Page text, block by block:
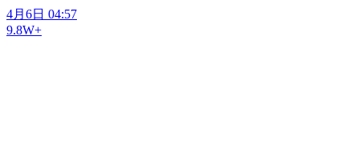
4月6日 04:57
9.8W+